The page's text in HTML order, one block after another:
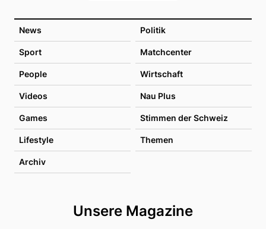
News Politik
Sport Matchcenter
People Wirtschaft
Videos Nau Plus
Games Stimmen der Schweiz
Lifestyle Themen
Archiv
Unsere Magazine